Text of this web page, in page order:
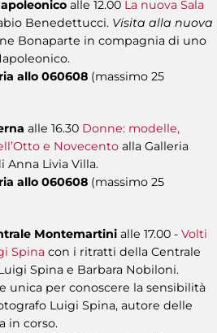
alle 12.00 La nuova Sala
Benedettucci. Visita alla nuova
Bonaparte in compagnia di uno
allo 060608 (massimo 25
alle 16.30 Donne: modelle,
e Novecento alla Galleria
Anna Livia Villa.
allo 060608 (massimo 25
Montemartini alle 17.00 - Volti
Spina con i ritratti della Centrale
Spina e Barbara Nobiloni.
unica per conoscere la sensibilità
Luigi Spina, autore delle
in corso.